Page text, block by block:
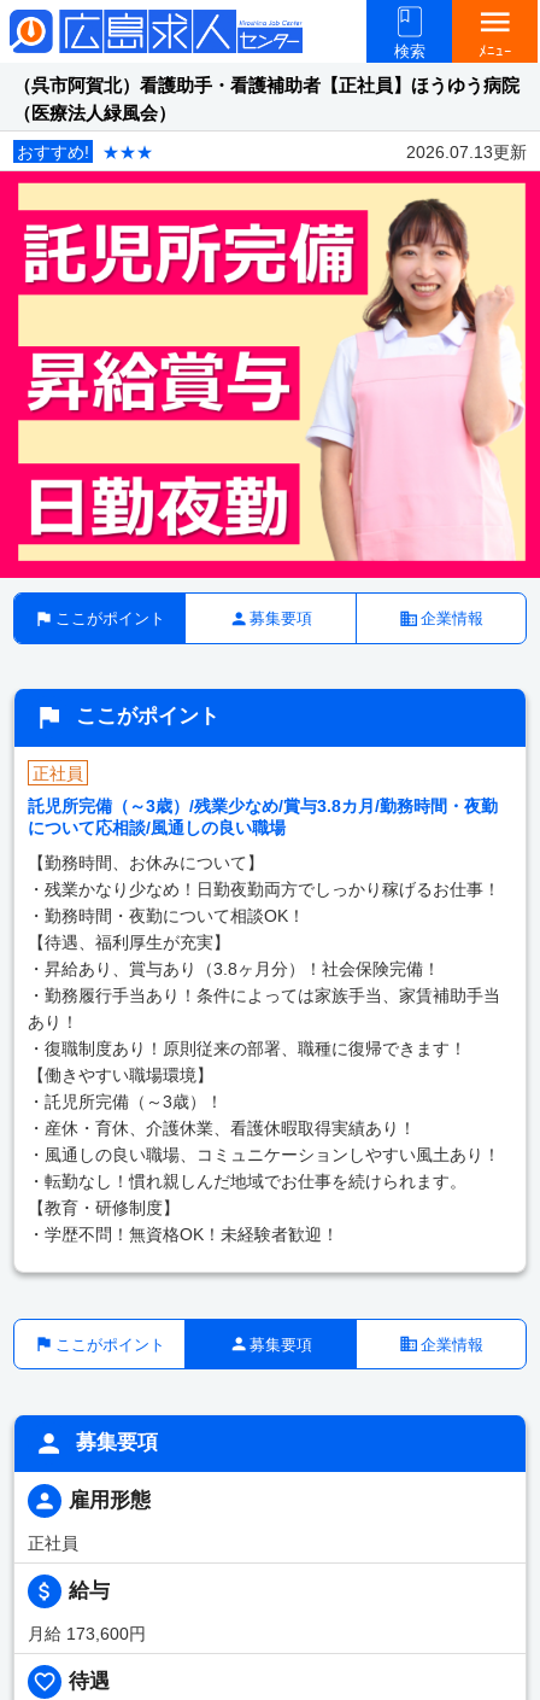
検索
menu
ﾒﾆｭｰ
（呉市阿賀北）看護助手・看護補助者【正社員】ほうゆう病院
（医療法人緑風会）
おすすめ! ★★★ 2026.07.13更新
ここがポイント 募集要項 企業情報
ここがポイント
正社員
託児所完備（～3歳）/残業少なめ/賞与3.8カ月/勤務時間・夜勤
について応相談/風通しの良い職場
【勤務時間、お休みについて】
・残業かなり少なめ！日勤夜勤両方でしっかり稼げるお仕事！
・勤務時間・夜勤について相談OK！
【待遇、福利厚生が充実】
・昇給あり、賞与あり（3.8ヶ月分）！社会保険完備！
・勤務履行手当あり！条件によっては家族手当、家賃補助手当
あり！
・復職制度あり！原則従来の部署、職種に復帰できます！
【働きやすい職場環境】
・託児所完備（～3歳）！
・産休・育休、介護休業、看護休暇取得実績あり！
・風通しの良い職場、コミュニケーションしやすい風土あり！
・転勤なし！慣れ親しんだ地域でお仕事を続けられます。
【教育・研修制度】
・学歴不問！無資格OK！未経験者歓迎！
ここがポイント 募集要項 企業情報
募集要項
雇用形態
正社員
給与
月給 173,600円
待遇